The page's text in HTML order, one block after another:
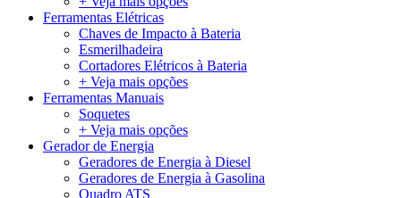
Ferramentas Elétricas
Chaves de Impacto à Bateria
Esmerilhadeira
Cortadores Elétricos à Bateria
+ Veja mais opções
Ferramentas Manuais
Soquetes
+ Veja mais opções
Gerador de Energia
Geradores de Energia à Diesel
Geradores de Energia à Gasolina
Quadro ATS